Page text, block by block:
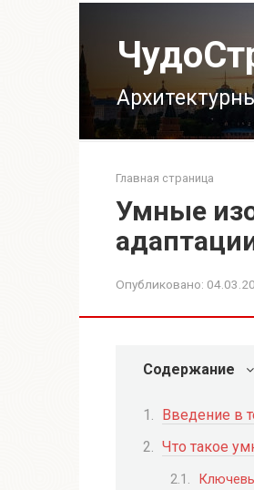
Главная страница
Умные
Опубликовано:
Содержание
Введение в
Что такое